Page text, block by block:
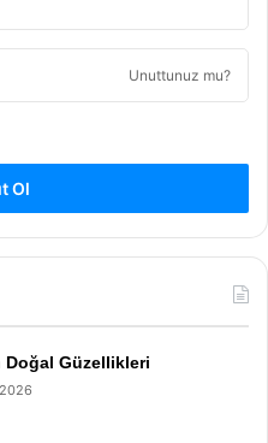
Unuttunuz mu?
Ol
Doğal Güzellikleri